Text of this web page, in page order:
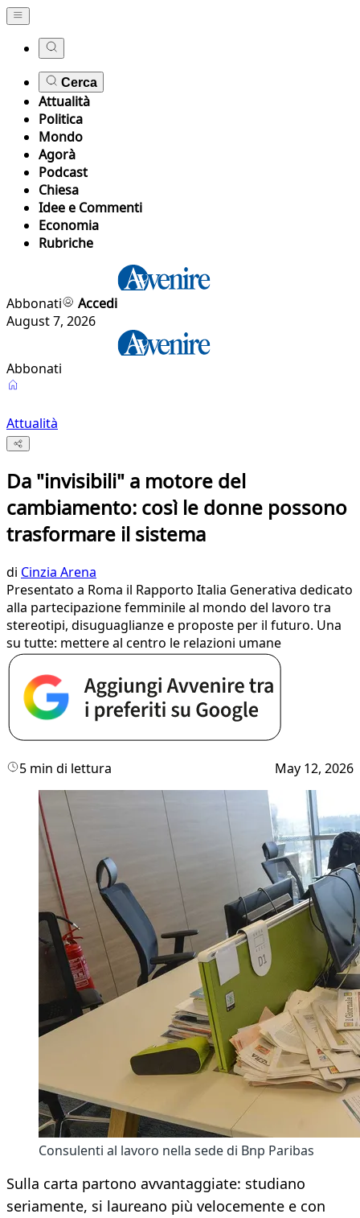
Cerca
Attualità
Politica
Mondo
Agorà
Podcast
Chiesa
Idee e Commenti
Economia
Rubriche
Abbonati
Accedi
August 7, 2026
Abbonati
Attualità
Da "invisibili" a motore del
cambiamento: così le donne possono
trasformare il sistema
di Cinzia Arena
Presentato a Roma il Rapporto Italia Generativa dedicato
alla partecipazione femminile al mondo del lavoro tra
stereotipi, disuguaglianze e proposte per il futuro. Una
su tutte: mettere al centro le relazioni umane
5 min di lettura May 12, 2026
Consulenti al lavoro nella sede di Bnp Paribas
Sulla carta partono avvantaggiate: studiano
seriamente, si laureano più velocemente e con